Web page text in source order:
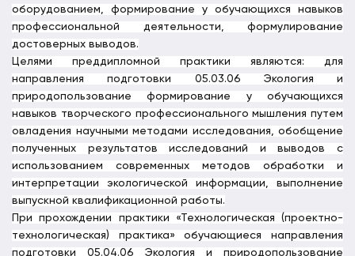
оборудованием, формирование у обучающихся навыков
профессиональной деятельности, формулирование
достоверных выводов.
Целями преддипломной практики являются: для
направления подготовки 05.03.06 Экология и
природопользование формирование у обучающихся
навыков творческого профессионального мышления путем
овладения научными методами исследования, обобщение
полученных результатов исследований и выводов с
использованием современных методов обработки и
интерпретации экологической информации, выполнение
выпускной квалификационной работы.
При прохождении практики «Технологическая (проектно-
технологическая) практика» обучающиеся направления
подготовки 05.04.06 Экология и природопользование